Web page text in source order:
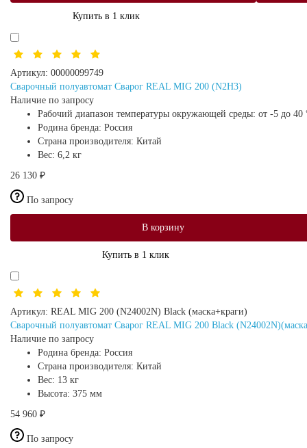
Купить в 1 клик
Артикул: 00000099749
Сварочный полуавтомат Сварог REAL MIG 200 (N2H3)
Наличие по запросу
Рабочий диапазон температуры окружающей среды: от -5 до 40
Родина бренда: Россия
Страна производителя: Китай
Вес: 6,2 кг
26 130 ₽
По запросу
В корзину
Купить в 1 клик
Артикул: REAL MIG 200 (N24002N) Black (маска+краги)
Сварочный полуавтомат Сварог REAL MIG 200 Black
Наличие по запросу
Родина бренда: Россия
Страна производителя: Китай
Вес: 13 кг
Высота: 375 мм
54 960 ₽
По запросу